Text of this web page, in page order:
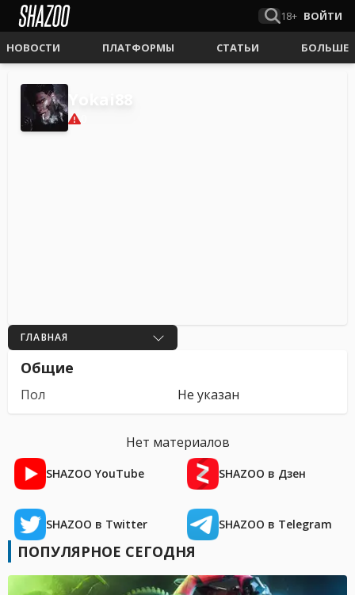
18+ ВОЙТИ
НОВОСТИ ПЛАТФОРМЫ СТАТЬИ БОЛЬШЕ
ГЛАВНАЯ
Общие
Пол Не указан
Нет материалов
SHAZOO YouTube SHAZOO в Дзен
SHAZOO в Twitter SHAZOO в Telegram
ПОПУЛЯРНОЕ СЕГОДНЯ